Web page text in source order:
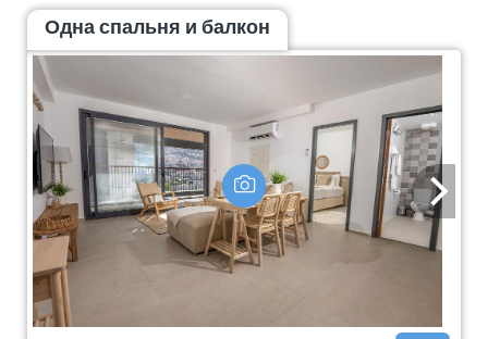
Одна спальня и балкон